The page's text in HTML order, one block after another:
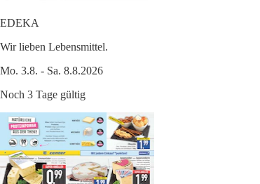
EDEKA
Wir lieben Lebensmittel.
Mo. 3.8. - Sa. 8.8.2026
Noch 3 Tage gültig